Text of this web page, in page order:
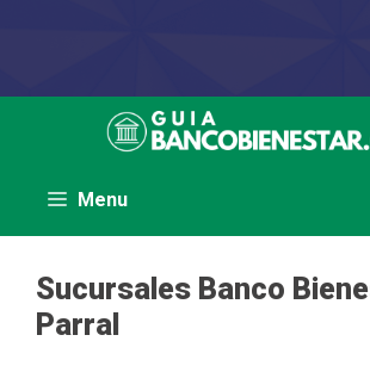
Menu
Sucursales Banco
Parral